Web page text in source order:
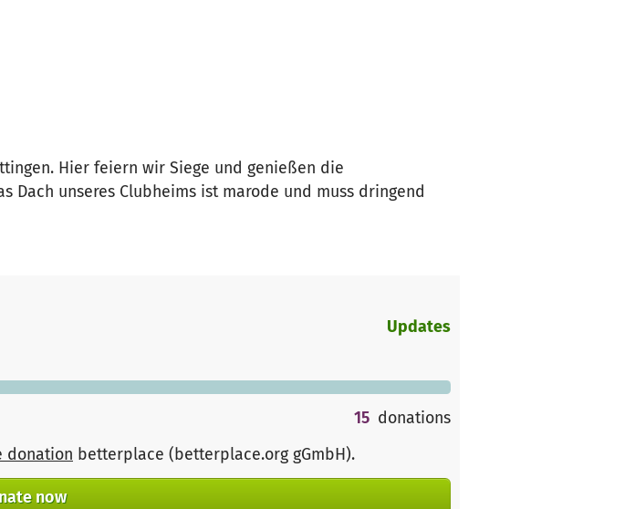
Hier feiern wir Siege und genießen die
Dach unseres Clubheims ist marode und muss dringend
Updates
15 donations
donation betterplace (betterplace.org gGmbH).
now